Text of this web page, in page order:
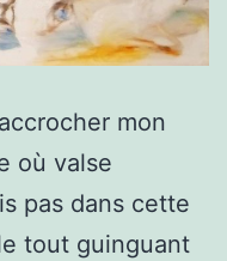
mon
où valse
pas dans cette
tout guinguant